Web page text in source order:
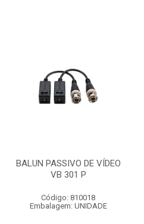
BALUN PASSIVO DE VÍDEO
VB 301 P
Código: 810018
Embalagem: UNIDADE